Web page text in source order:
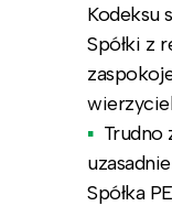
Kodeksu
Spółki z
Trudno
Spółka